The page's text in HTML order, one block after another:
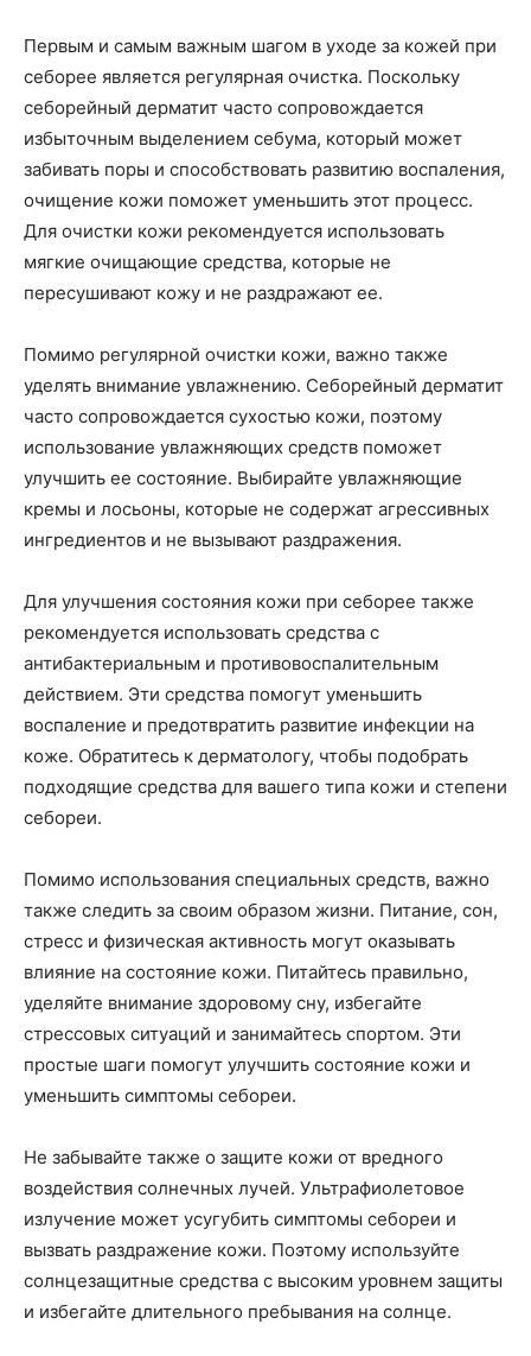
Первым и самым важным шагом в уходе за кожей при
себорее является регулярная очистка. Поскольку
себорейный дерматит часто сопровождается
избыточным выделением себума, который может
забивать поры и способствовать развитию воспаления,
очищение кожи поможет уменьшить этот процесс.
Для очистки кожи рекомендуется использовать
мягкие очищающие средства, которые не
пересушивают кожу и не раздражают ее.
Помимо регулярной очистки кожи, важно также
уделять внимание увлажнению. Себорейный дерматит
часто сопровождается сухостью кожи, поэтому
использование увлажняющих средств поможет
улучшить ее состояние. Выбирайте увлажняющие
кремы и лосьоны, которые не содержат агрессивных
ингредиентов и не вызывают раздражения.
Для улучшения состояния кожи при себорее также
рекомендуется использовать средства с
антибактериальным и противовоспалительным
действием. Эти средства помогут уменьшить
воспаление и предотвратить развитие инфекции на
коже. Обратитесь к дерматологу, чтобы подобрать
подходящие средства для вашего типа кожи и степени
себореи.
Помимо использования специальных средств, важно
также следить за своим образом жизни. Питание, сон,
стресс и физическая активность могут оказывать
влияние на состояние кожи. Питайтесь правильно,
уделяйте внимание здоровому сну, избегайте
стрессовых ситуаций и занимайтесь спортом. Эти
простые шаги помогут улучшить состояние кожи и
уменьшить симптомы себореи.
Не забывайте также о защите кожи от вредного
воздействия солнечных лучей. Ультрафиолетовое
излучение может усугубить симптомы себореи и
вызвать раздражение кожи. Поэтому используйте
солнцезащитные средства с высоким уровнем защиты
и избегайте длительного пребывания на солнце.